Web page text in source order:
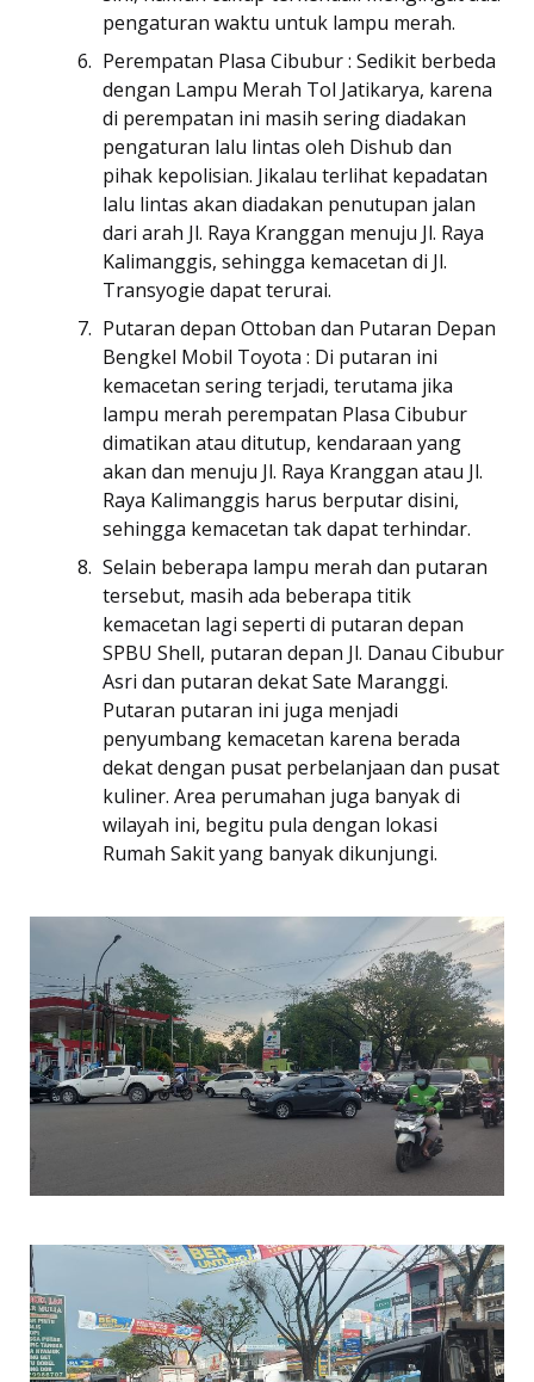
pengaturan waktu untuk lampu merah.
Perempatan Plasa Cibubur : Sedikit berbeda
dengan Lampu Merah Tol Jatikarya, karena
di perempatan ini masih sering diadakan
pengaturan lalu lintas oleh Dishub dan
pihak kepolisian. Jikalau terlihat kepadatan
lalu lintas akan diadakan penutupan jalan
dari arah Jl. Raya Kranggan menuju Jl. Raya
Kalimanggis, sehingga kemacetan di Jl.
Transyogie dapat terurai.
Putaran depan Ottoban dan Putaran Depan
Bengkel Mobil Toyota : Di putaran ini
kemacetan sering terjadi, terutama jika
lampu merah perempatan Plasa Cibubur
dimatikan atau ditutup, kendaraan yang
akan dan menuju Jl. Raya Kranggan atau Jl.
Raya Kalimanggis harus berputar disini,
sehingga kemacetan tak dapat terhindar.
Selain beberapa lampu merah dan putaran
tersebut, masih ada beberapa titik
kemacetan lagi seperti di putaran depan
SPBU Shell, putaran depan Jl. Danau Cibubur
Asri dan putaran dekat Sate Maranggi.
Putaran putaran ini juga menjadi
penyumbang kemacetan karena berada
dekat dengan pusat perbelanjaan dan pusat
kuliner. Area perumahan juga banyak di
wilayah ini, begitu pula dengan lokasi
Rumah Sakit yang banyak dikunjungi.